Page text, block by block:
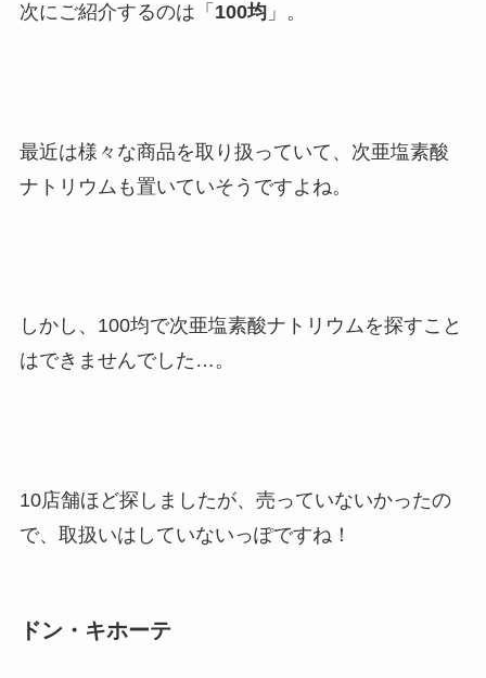
次にご紹介するのは「 100均」。
最近は様々な商品を取り扱っていて、次亜塩素酸
ナトリウムも置いていそうですよね。
しかし、100均で次亜塩素酸ナトリウムを探すこと
はできませんでした…。
10店舗ほど探しましたが、売っていないかったの
で、取扱いはしていないっぽですね！
ドン・キホーテ